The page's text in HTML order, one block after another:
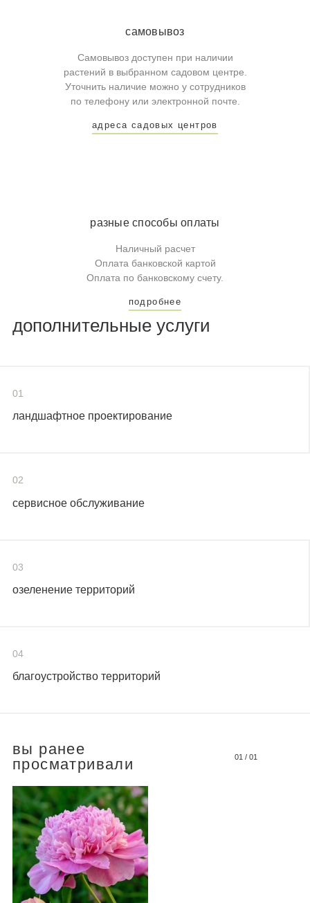
самовывоз
Самовывоз доступен при наличии
растений в выбранном садовом центре.
Уточнить наличие можно у сотрудников
по телефону или электронной почте.
адреса садовых центров
разные способы оплаты
Наличный расчет
Оплата банковской картой
Оплата по банковскому счету.
подробнее
дополнительные услуги
01
ландшафтное проектирование
02
сервисное обслуживание
03
озеленение территорий
04
благоустройство территорий
вы ранее
просматривали
01 / 01